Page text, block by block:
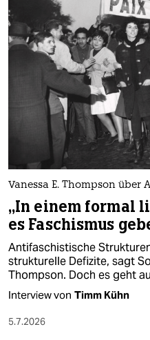
Vanessa E. Thompson über
„In einem formal
es Faschismus
Antifaschistische
strukturelle Defizite, sagt
Thompson. Doch es geht
Interview von Timm Kühn
5.7.2026